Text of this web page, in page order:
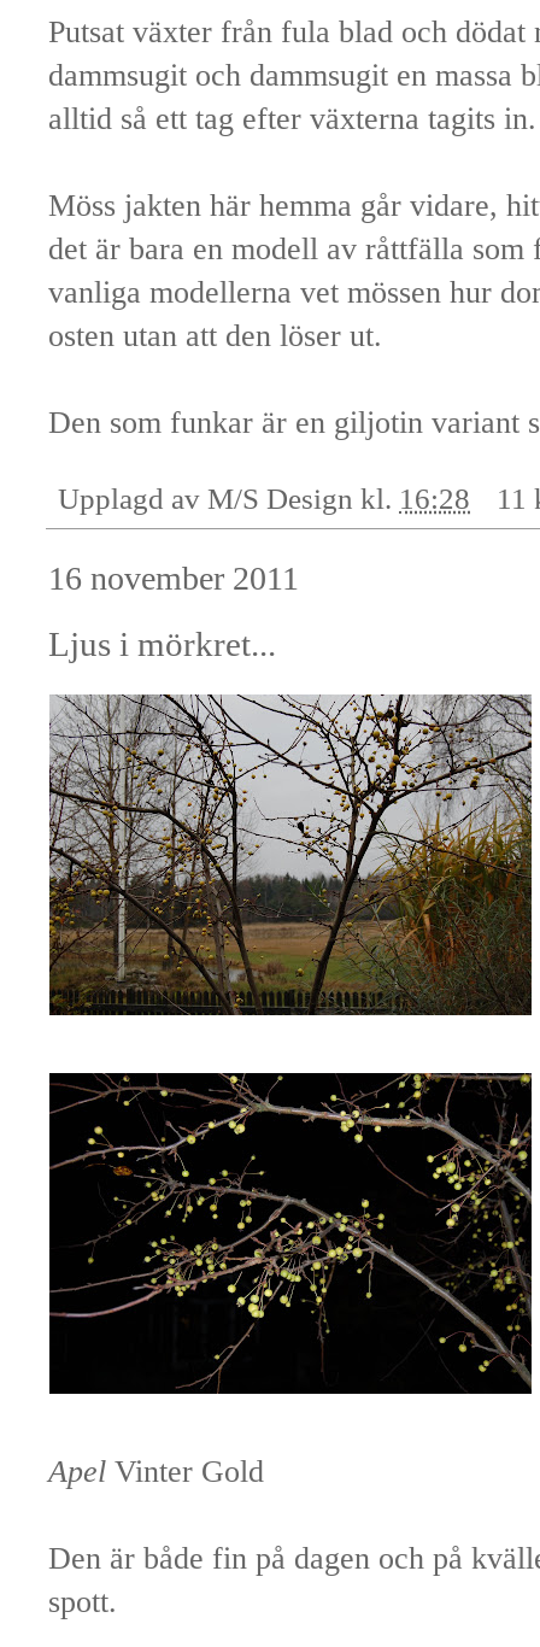
Putsat växter från fula blad och dödat
dammsugit och dammsugit en massa
alltid så ett tag efter växterna tagits in.
Möss jakten här hemma går vidare,
det är bara en modell av råttfälla som
vanliga modellerna vet mössen hur
osten utan att den löser ut.
Den som funkar är en giljotin variant
Upplagd av M/S Design kl. 16:28 11
16 november 2011
Ljus i mörkret...
Apel Vinter Gold
Den är både fin på dagen och på
spott.